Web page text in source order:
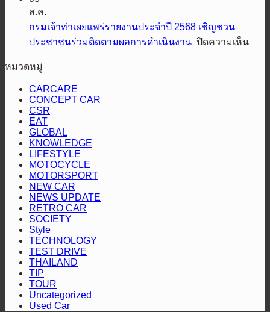
ทาง
เอ
ส
สาย
ลุย“ออล-
นิว
มิต
ซู
บิชิ
ปา
เจโร”
ที่
4
2
โชว์
สมรรถนะ
มันส์
สนั่น
ใต้!
แรก
“Hilux
Revo
Racing
Mania
2026”
สุราษฎร์ธานี
รับ
ป้าย
ส.ค.
กรมเจ้าท่าเผยแพร่รายงานประจำปี 2568 เชิญชวน
ประชาชนร่วมติดตามผลการดำเนินงาน ปิดความเห็นบน
หมวดหมู่
CARCARE
CONCEPT CAR
CSR
EAT
GLOBAL
KNOWLEDGE
LIFESTYLE
MOTOCYCLE
MOTORSPORT
NEW CAR
NEWS UPDATE
RETRO CAR
SOCIETY
Style
TECHNOLOGY
TEST DRIVE
THAILAND
TIP
TOUR
Uncategorized
Used Car